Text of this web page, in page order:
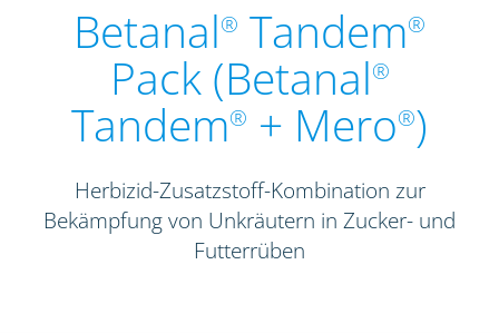
Betanal® Tandem®
Pack (Betanal®
Tandem® + Mero®)
Herbizid-Zusatzstoff-Kombination zur
Bekämpfung von Unkräutern in Zucker- und
Futterrüben